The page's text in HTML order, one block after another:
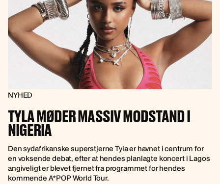
NYHED
TYLA MØDER MASSIV MODSTAND I
NIGERIA
Den sydafrikanske superstjerne Tyla er havnet i centrum for
en voksende debat, efter at hendes planlagte koncert i Lagos
angiveligt er blevet fjernet fra programmet for hendes
kommende A*POP World Tour.